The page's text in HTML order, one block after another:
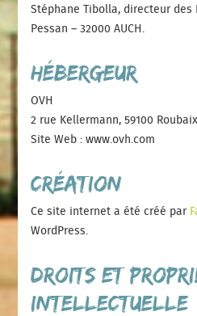
Stéphane Tibolla, directeur des
Pessan – 32000 AUCH.
Hébergeur
OVH
2 rue Kellermann, 59100
Site Web : www.ovh.com
Création
Ce site internet a été créé par
WordPress.
Droits et
intellectuelle